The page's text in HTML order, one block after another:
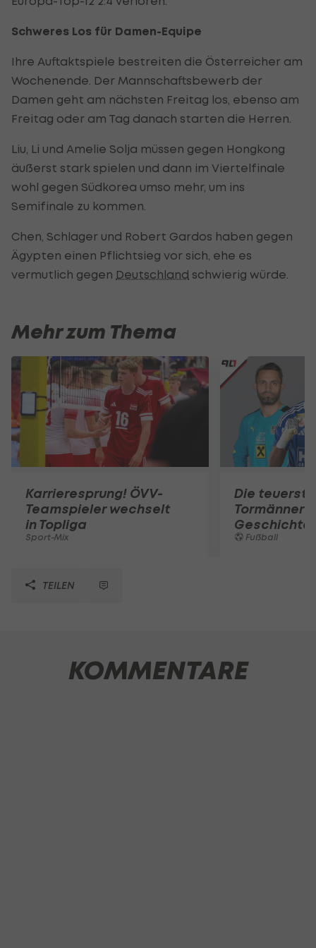
Schweres Los für Damen-Equipe
Ihre Auftaktspiele bestreiten die Österreicher am
Wochenende. Der Mannschaftsbewerb der
Damen geht am nächsten Freitag los, ebenso am
Freitag oder am Tag danach starten die Herren.
Liu, Li und Amelie Solja müssen gegen Hongkong
äußerst stark spielen und dann im Viertelfinale
wohl gegen Südkorea umso mehr, um ins
Semifinale zu kommen.
Chen, Schlager und Robert Gardos haben gegen
Ägypten einen Pflichtsieg vor sich, ehe es
vermutlich gegen Deutschland schwierig würde.
Mehr zum Thema
Karrieresprung! ÖVV-
Teamspieler wechselt
in Topliga
Sport-Mix
Die
Tormänner
Geschichte
Fußball
TEILEN
KOMMENTARE